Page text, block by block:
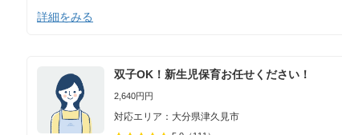
詳細をみる
双子OK！新生児保育お任せください！
2,640円円
対応エリア：大分県津久見市